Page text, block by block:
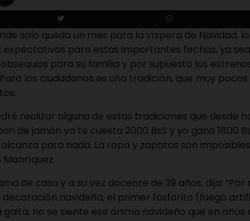
solo queda un mes para la víspera de Navidad,
expectativas para estas importantes fechas, ya
para su familia y por supuesto los
los ciudadanos es una tradición, que muy
realizar alguna de estas tradiciones que desde
de jamón ya te cuesta 2000 BsS y yo gano 1800
para nada. La ropa y zapatos son
Manríquez.
de casa y a su vez docente de 39 años, dijo:
decoración navideña, el primer fosforito (fuego
no se siente ese ánimo navideño que en